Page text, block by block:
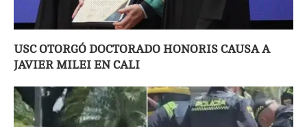
USC OTORGÓ DOCTORADO HONORIS CAUSA A
JAVIER MILEI EN CALI